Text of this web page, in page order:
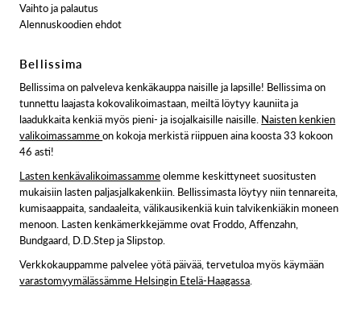
Vaihto ja palautus
Alennuskoodien ehdot
Bellissima
Bellissima on palveleva kenkäkauppa naisille ja lapsille! Bellissima on
tunnettu laajasta kokovalikoimastaan, meiltä löytyy kauniita ja
laadukkaita kenkiä myös pieni- ja isojalkaisille naisille. Naisten kenkien
valikoimassammeon kokoja merkistä riippuen aina koosta 33 kokoon
46 asti!
Lasten kenkävalikoimassammeolemme keskittyneet suositusten
mukaisiin lasten paljasjalkakenkiin. Bellissimasta löytyy niin tennareita,
kumisaappaita, sandaaleita, välikausikenkiä kuin talvikenkiäkin moneen
menoon. Lasten kenkämerkkejämme ovat Froddo, Affenzahn,
Bundgaard, D.D.Step ja Slipstop.
Verkkokauppamme palvelee yötä päivää, tervetuloa myös käymään
varastomyymälässämme Helsingin Etelä-Haagassa